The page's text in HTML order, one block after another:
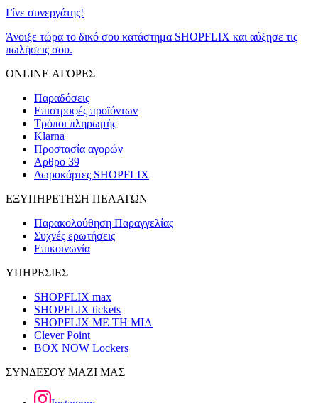
Γίνε συνεργάτης!
Άνοιξε τώρα το δικό σου κατάστημα SHOPFLIX και αύξησε τις
πωλήσεις σου.
ONLINE ΑΓΟΡΕΣ
Παραδόσεις
Επιστροφές προϊόντων
Τρόποι πληρωμής
Klarna
Προστασία αγορών
Άρθρο 39
Δωροκάρτες SHOPFLIX
ΕΞΥΠΗΡΕΤΗΣΗ ΠΕΛΑΤΩΝ
Παρακολούθηση Παραγγελίας
Συχνές ερωτήσεις
Επικοινωνία
ΥΠΗΡΕΣΙΕΣ
SHOPFLIX max
SHOPFLIX tickets
SHOPFLIX ΜΕ ΤΗ ΜΙΑ
Clever Point
BOX NOW Lockers
ΣΥΝΔΕΣΟΥ ΜΑΖΙ ΜΑΣ